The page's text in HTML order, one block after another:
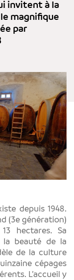
invitent à la
magnifique
par
depuis 1948.
(3e génération)
hectares. Sa
la beauté de la
de la culture
cépages
L’accueil y